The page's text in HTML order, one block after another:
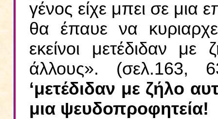
γένος είχε μπει σε μια
θα έπαυε να
εκείνοι μετέδιδαν
άλλους». (σελ.163,
‘μετέδιδαν με ζήλο
μια ψευδοπροφητεία!